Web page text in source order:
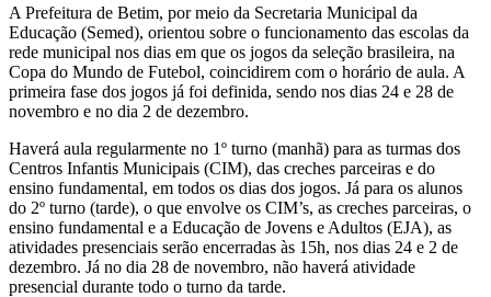
A Prefeitura de Betim, por meio da Secretaria Municipal da
Educação (Semed), orientou sobre o funcionamento das escolas da
rede municipal nos dias em que os jogos da seleção brasileira, na
Copa do Mundo de Futebol, coincidirem com o horário de aula. A
primeira fase dos jogos já foi definida, sendo nos dias 24 e 28 de
novembro e no dia 2 de dezembro.
Haverá aula regularmente no 1º turno (manhã) para as turmas dos
Centros Infantis Municipais (CIM), das creches parceiras e do
ensino fundamental, em todos os dias dos jogos. Já para os alunos
do 2º turno (tarde), o que envolve os CIM’s, as creches parceiras, o
ensino fundamental e a Educação de Jovens e Adultos (EJA), as
atividades presenciais serão encerradas às 15h, nos dias 24 e 2 de
dezembro. Já no dia 28 de novembro, não haverá atividade
presencial durante todo o turno da tarde.